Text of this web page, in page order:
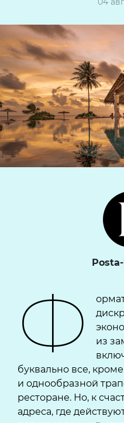
Ф
из
буквально все,
и однообразной
ресторане. Но, к
адреса, где